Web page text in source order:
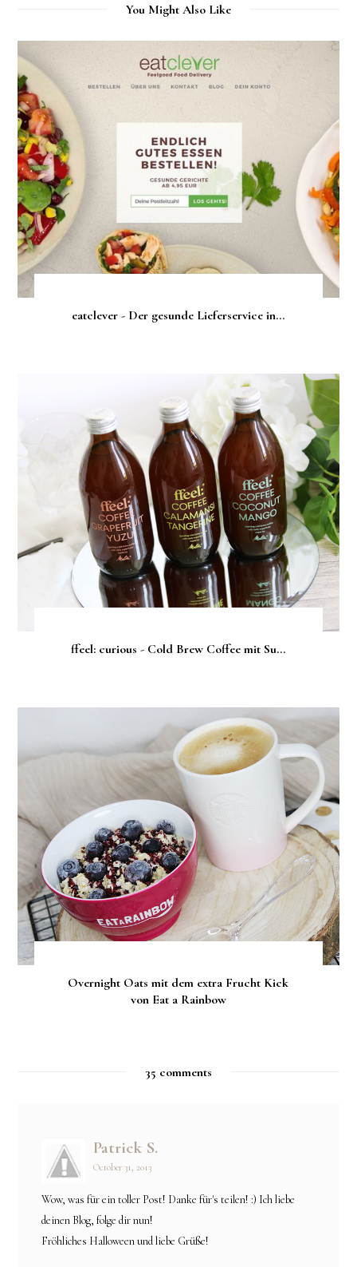
You Might Also Like
eatclever - Der gesunde Lieferservice in...
ffeel: curious - Cold Brew Coffee mit Su...
Overnight Oats mit dem extra Frucht Kick
von Eat a Rainbow
35 comments
Patrick S.
October 31, 2013
Wow, was für ein toller Post! Danke für's teilen! :) Ich liebe
deinen Blog, folge dir nun!
Fröhliches Halloween und liebe Grüße!